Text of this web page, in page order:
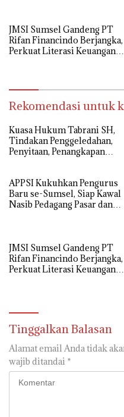
JMSI Sumsel Gandeng PT
Rifan Financindo Berjangka,
Perkuat Literasi Keuangan
Rekomendasi untuk
‎Kuasa Hukum Tabrani SH,
Tindakan Penggeledahan,
Penyitaan, Penangkapan
Melalui Mekanisme
Praperadilan
APPSI Kukuhkan Pengurus
Baru se-Sumsel, Siap Kawal
Nasib Pedagang Pasar dan
JMSI Sumsel Gandeng PT
Rifan Financindo Berjangka,
Perkuat Literasi Keuangan
Tinggalkan Balasan
Alamat email Anda tidak
wajib ditandai *